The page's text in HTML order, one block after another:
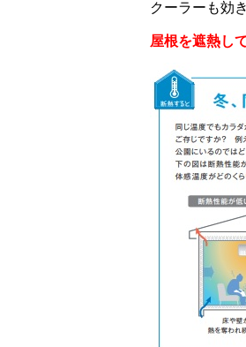
クーラーも効
屋根を遮熱し